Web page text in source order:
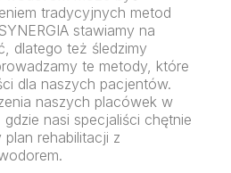
tradycyjnych metod
stawiamy na
dlatego też śledzimy
te metody, które
dla naszych pacjentów.
naszych placówek w
nasi specjaliści chętnie
rehabilitacji z